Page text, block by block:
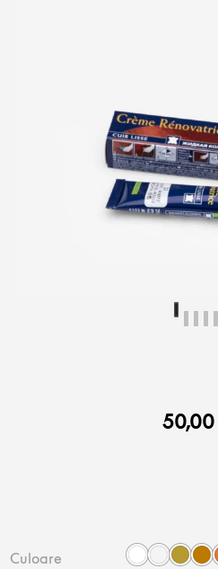
50,00
Culoare